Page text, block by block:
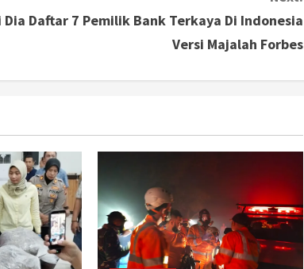
Dia Daftar 7 Pemilik Bank Terkaya Di Indonesia
Versi Majalah Forbes